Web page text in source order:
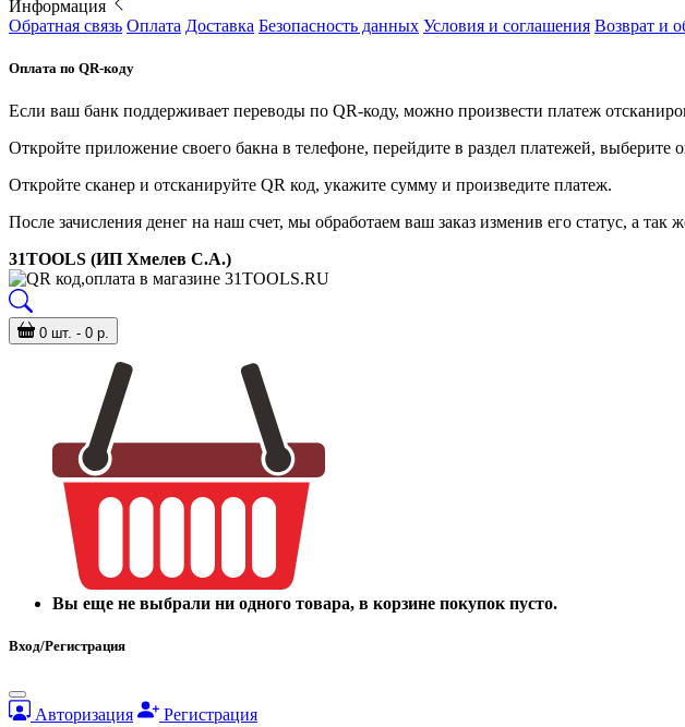
Информация
Обратная связь Оплата Доставка Безопасность данных Условия и соглашения Возврат и
Оплата по QR-коду
Если ваш банк поддерживает переводы по QR-коду, можно произвести платеж
Откройте приложение своего бакна в телефоне, перейдите в раздел платежей, выберите
Откройте сканер и отсканируйте QR код, укажите сумму и произведите платеж.
После зачисления денег на наш счет, мы обработаем ваш заказ изменив его статус, а так
31TOOLS (ИП Хмелев С.А.)
0 шт. - 0 р.
Вы еще не выбрали ни одного товара, в корзине покупок пусто.
Вход/Регистрация
Авторизация Регистрация